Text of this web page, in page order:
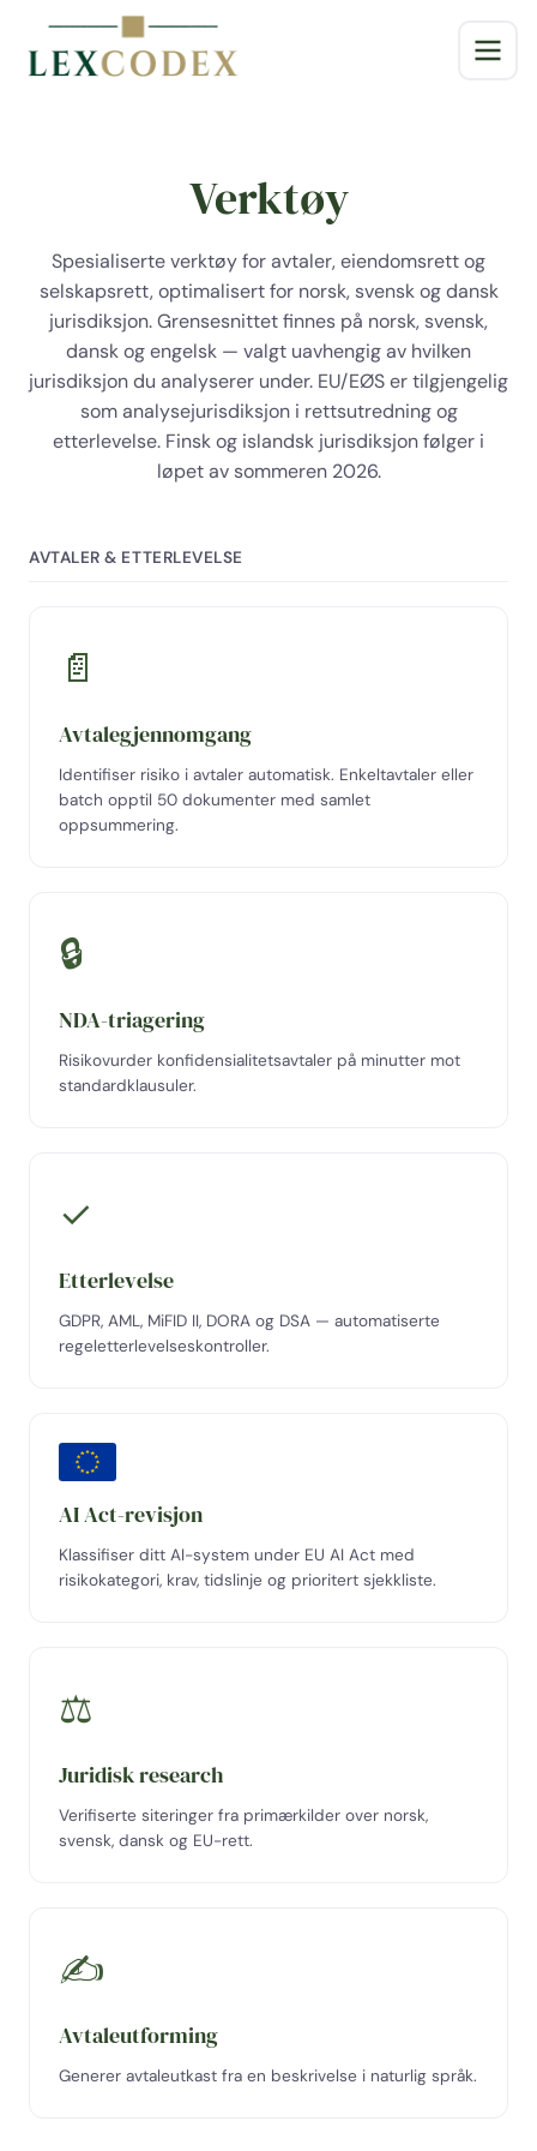
Verktøy
Spesialiserte verktøy for avtaler, eiendomsrett og
selskapsrett, optimalisert for norsk, svensk og dansk
jurisdiksjon. Grensesnittet finnes på norsk, svensk,
dansk og engelsk — valgt uavhengig av hvilken
jurisdiksjon du analyserer under. EU/EØS er tilgjengelig
som analysejurisdiksjon i rettsutredning og
etterlevelse. Finsk og islandsk jurisdiksjon følger i
løpet av sommeren 2026.
AVTALER & ETTERLEVELSE
📄
Avtalegjennomgang
Identifiser risiko i avtaler automatisk. Enkeltavtaler eller
batch opptil 50 dokumenter med samlet
oppsummering.
🔒
NDA-triagering
Risikovurder konfidensialitetsavtaler på minutter mot
standardklausuler.
✓
Etterlevelse
GDPR, AML, MiFID II, DORA og DSA — automatiserte
regeletterlevelseskontroller.
AI Act-revisjon
Klassifiser ditt AI-system under EU AI Act med
risikokategori, krav, tidslinje og prioritert sjekkliste.
⚖
Juridisk research
Verifiserte siteringer fra primærkilder over norsk,
svensk, dansk og EU-rett.
✍
Avtaleutforming
Generer avtaleutkast fra en beskrivelse i naturlig språk.